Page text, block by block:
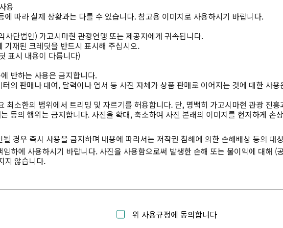
용
에 따라 실제 상황과는 다를 수 있습니다. 참고용 이미지로 사용하시기 바랍니다.
사단법인) 가고시마현 관광연맹 또는 제공자에게 귀속됩니다.
기재된 크레딧을 반드시 표시해 주십시오.
표시 내용이 다릅니다)
반하는 사용은 금지합니다.
의 판매나 대여, 달력이나 엽서 등 사진 자체가 상품 판매로 이어지는 것에 대한 사
최소한의 범위에서 트리밍 및 자르기를 허용합니다. 단, 명백히 가고시마현 관광 진
등의 행위는 금지합니다. 사진을 확대, 축소하여 사진 본래의 이미지를 현저하게 손
경우 즉시 사용을 금지하며 내용에 따라서는 저작권 침해에 의한 손해배상 등의 대
하에 사용하시기 바랍니다. 사진을 사용함으로써 발생한 손해 또는 불이익에 대해 (
지 않습니다.
위 사용규정에 동의합니다